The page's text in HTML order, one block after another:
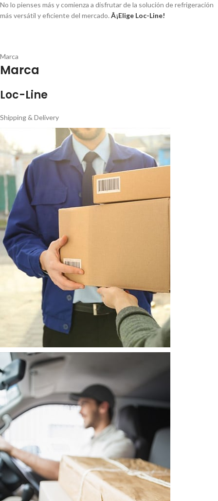
No lo pienses más y comienza a disfrutar de la solución de refrigeración
más versátil y eficiente del mercado. Â¡Elige Loc-Line!
Marca
Marca
Loc-Line
Shipping & Delivery